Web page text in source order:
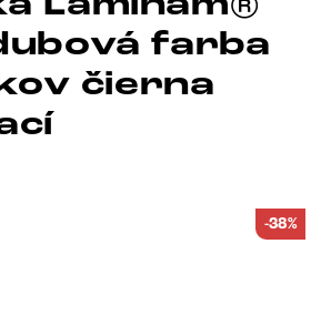
farba
čierna
-38%